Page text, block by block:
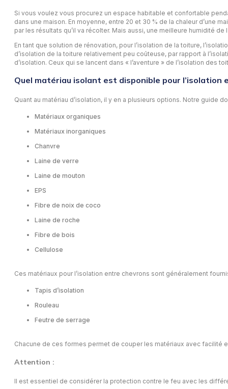
Si vous voulez vous procurez un espace habitable et confortable
dans une maison. En moyenne, entre 20 et 30 % de la chaleur d’une
par les résultats qu’il va récolter. Mais aussi, une meilleure humidité
En tant que solution de rénovation, pour l’isolation de la toiture,
d’isolation de la toiture relativement peu coûteuse, par rapport à
d’isolation. Ceux qui se lancent dans « l’aventure » de l’isolation
Quel matériau isolant est disponible pour
Quant au matériau d’isolation, il y en a plusieurs options. Notre
Matériaux organiques
Matériaux inorganiques
Chanvre
Laine de verre
Laine de mouton
EPS
Fibre de noix de coco
Laine de roche
Fibre de bois
Cellulose
Ces matériaux pour l’isolation entre chevrons sont généralement
Tapis d’isolation
Rouleau
Feutre de serrage
Chacune de ces formes permet de couper les matériaux avec facilité
Attention :
Il est essentiel de considérer la protection contre le feu avec les